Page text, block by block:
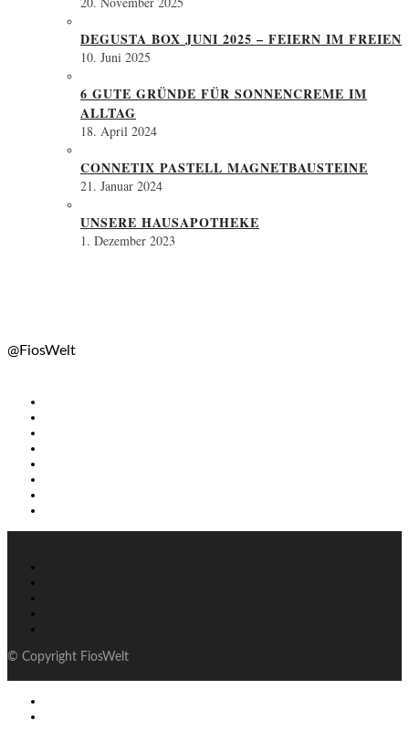
DEGUSTA BOX JUNI 2025 – FEIERN IM FREIEN
10. Juni 2025
6 GUTE GRÜNDE FÜR SONNENCREME IM
ALLTAG
18. April 2024
CONNETIX PASTELL MAGNETBAUSTEINE
21. Januar 2024
UNSERE HAUSAPOTHEKE
1. Dezember 2023
@FiosWelt
© Copyright FiosWelt